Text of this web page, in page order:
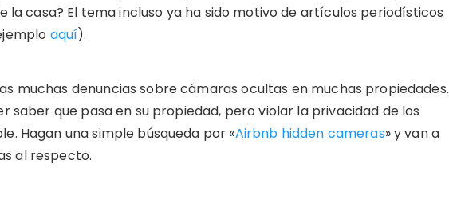
la casa? El tema incluso ya ha sido motivo de artículos periodísticos
aquí).
muchas denuncias sobre cámaras ocultas en muchas propiedades.
saber que pasa en su propiedad, pero violar la privacidad de los
Hagan una simple búsqueda por «Airbnb hidden cameras» y van a
al respecto.